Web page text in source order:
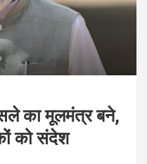
का मूलमंत्र बने,
को संदेश